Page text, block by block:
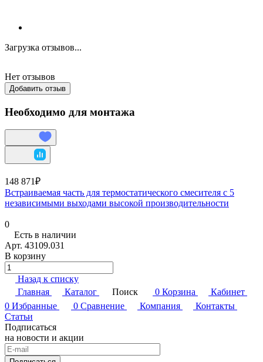
Загрузка отзывов...
Нет отзывов
Добавить отзыв
Необходимо для монтажа
148 871₽
Встраиваемая часть для термостатического смесителя с 5
независимыми выходами высокой производительности
0
Есть в наличии
Арт. 43109.031
В корзину
Назад к списку
Главная
Каталог Поиск 0 Корзина
Кабинет
0 Избранные 0 Сравнение Компания
Контакты
Статьи
Подписаться
на новости и акции